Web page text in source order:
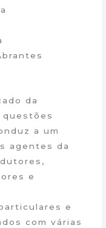
da
questões
a um
agentes da
e
e
com várias